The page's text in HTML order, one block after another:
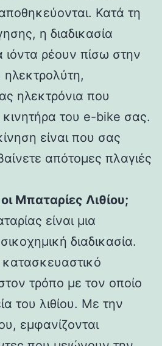
Κατά τη
η διαδικασία
ιόντα ρέουν πίσω στην
ηλεκτρόνια που
του e-bike σας.
είναι που σας
απότομες πλαγιές
οι Μπαταρίες Λιθίου;
είναι μια
διαδικασία.
κατασκευαστικό
τρόπο με τον οποίο
του λιθίου. Με την
εμφανίζονται